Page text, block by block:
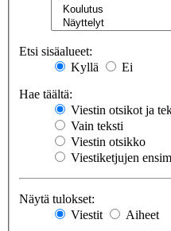
Etsi sisäalueet:
Kyllä
Ei
Hae täältä:
Viestin otsikot ja
Vain teksti
Viestin otsikko
Viestiketjujen
Näytä tulokset:
Viestit
Aiheet